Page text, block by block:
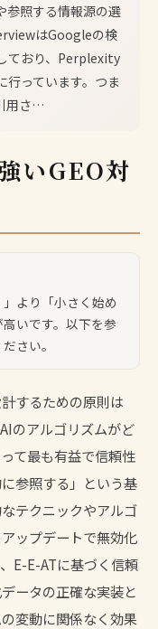
参照する情報源の選
はGoogleの検
ており、Perplexity
行っています。つま
用さ…
いGEO対
より「小さく始め
いです。以下を参
さい。
するための原則は
のアルゴリズムがど
て最も有益で信頼性
参照する」という基
テクニックやアルゴ
ップデートで無効化
E-E-ATに基づく信頼
ータの正確な実装と
変動に関係なく効果